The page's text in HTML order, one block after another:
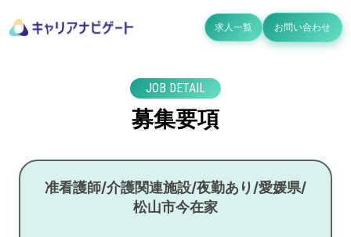
求人一覧 お問い合わせ
JOB DETAIL
募集要項
准看護師/介護関連施設/夜勤あり/愛媛県/
松山市今在家